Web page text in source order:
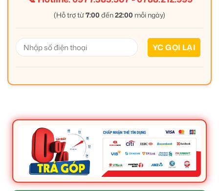
(Hỗ trợ từ7:00 đến22:00 mỗi ngày)